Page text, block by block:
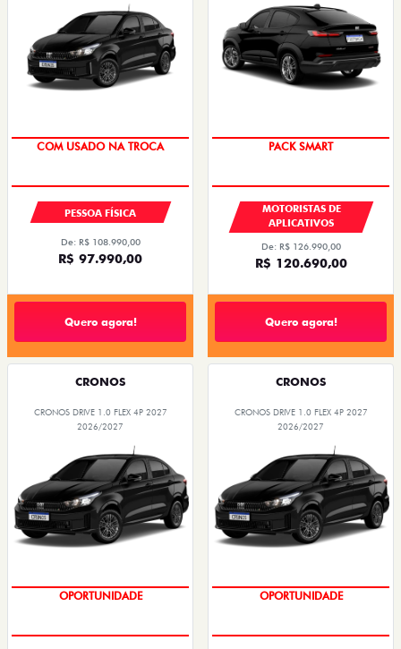
COM USADO NA TROCA
PESSOA FÍSICA
De: R$ 108.990,00
R$ 97.990,00
Quero agora!
PACK SMART
MOTORISTAS DE
APLICATIVOS
De: R$ 126.990,00
R$ 120.690,00
Quero agora!
CRONOS
CRONOS DRIVE 1.0 FLEX 4P 2027
2026/2027
OPORTUNIDADE
CRONOS
CRONOS DRIVE 1.0 FLEX 4P 2027
2026/2027
OPORTUNIDADE